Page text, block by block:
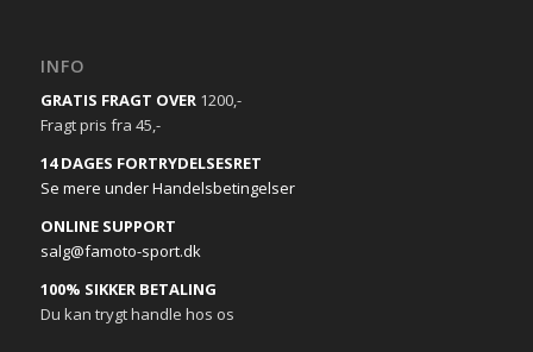
INFO
GRATIS FRAGT OVER1200,-
Fragt pris fra 45,-
14 DAGES FORTRYDELSESRET
Se mere under Handelsbetingelser
ONLINE SUPPORT
salg@famoto-sport.dk
100% SIKKER BETALING
Du kan trygt handle hos os